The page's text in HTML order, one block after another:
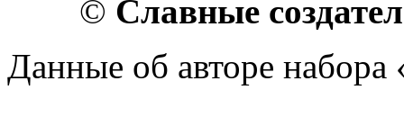
© Славные
Данные об авторе набора